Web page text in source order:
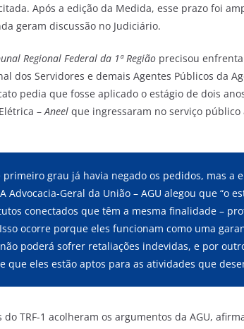
Após a edição da Medida, esse prazo foi
geram discussão no Judiciário.
Regional Federal da 1ª Região precisou
dos Servidores e demais Agentes Públicos da
pedia que fosse aplicado o estágio de dois
–Aneel que ingressaram no serviço
primeiro grau já havia negado os pedidos, mas a
Advocacia-Geral da União – AGU alegou que “o
conectados que têm a mesma finalidade –
ocorre porque eles funcionam como uma
poderá sofrer retaliações indevidas, e por
que eles estão aptos para as atividades que
do TRF-1 acolheram os argumentos da AGU,